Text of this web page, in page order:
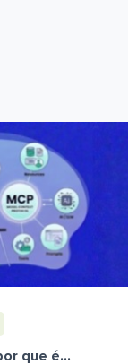
que é...